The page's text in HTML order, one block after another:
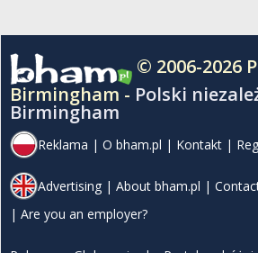
© 2006-2026
Birmingham - Polski
Birmingham
Reklama | O bham.pl | Kontakt |
Advertising | About bham.pl |
| Are you an employer?